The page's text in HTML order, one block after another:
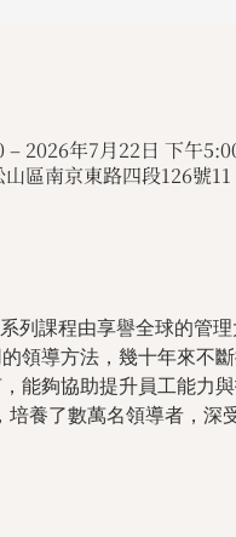
– 2026年7月22日 下午
區南京東路四段126號11
列課程由享譽全球的管
領導方法，幾十年來不
能夠協助提升員工能力
養了數萬名領導者，深